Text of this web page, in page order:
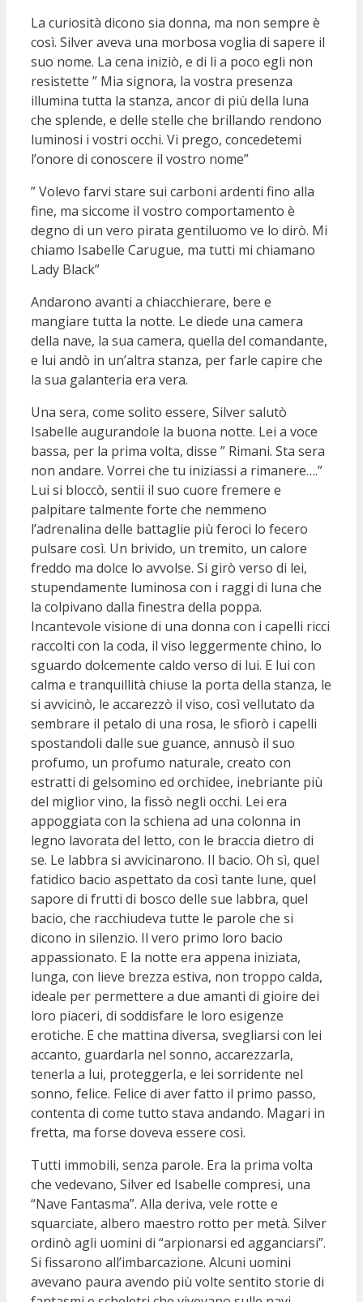
La curiosità dicono sia donna, ma non sempre è
così. Silver aveva una morbosa voglia di sapere il
suo nome. La cena iniziò, e di li a poco egli non
resistette ” Mia signora, la vostra presenza
illumina tutta la stanza, ancor di più della luna
che splende, e delle stelle che brillando rendono
luminosi i vostri occhi. Vi prego, concedetemi
l’onore di conoscere il vostro nome”
” Volevo farvi stare sui carboni ardenti fino alla
fine, ma siccome il vostro comportamento è
degno di un vero pirata gentiluomo ve lo dirò. Mi
chiamo Isabelle Carugue, ma tutti mi chiamano
Lady Black”
Andarono avanti a chiacchierare, bere e
mangiare tutta la notte. Le diede una camera
della nave, la sua camera, quella del comandante,
e lui andò in un’altra stanza, per farle capire che
la sua galanteria era vera.
Una sera, come solito essere, Silver salutò
Isabelle augurandole la buona notte. Lei a voce
bassa, per la prima volta, disse ” Rimani. Sta sera
non andare. Vorrei che tu iniziassi a rimanere….”
Lui si bloccò, sentii il suo cuore fremere e
palpitare talmente forte che nemmeno
l’adrenalina delle battaglie più feroci lo fecero
pulsare così. Un brivido, un tremito, un calore
freddo ma dolce lo avvolse. Si girò verso di lei,
stupendamente luminosa con i raggi di luna che
la colpivano dalla finestra della poppa.
Incantevole visione di una donna con i capelli ricci
raccolti con la coda, il viso leggermente chino, lo
sguardo dolcemente caldo verso di lui. E lui con
calma e tranquillità chiuse la porta della stanza, le
si avvicinò, le accarezzò il viso, così vellutato da
sembrare il petalo di una rosa, le sfiorò i capelli
spostandoli dalle sue guance, annusò il suo
profumo, un profumo naturale, creato con
estratti di gelsomino ed orchidee, inebriante più
del miglior vino, la fissò negli occhi. Lei era
appoggiata con la schiena ad una colonna in
legno lavorata del letto, con le braccia dietro di
se. Le labbra si avvicinarono. Il bacio. Oh sì, quel
fatidico bacio aspettato da così tante lune, quel
sapore di frutti di bosco delle sue labbra, quel
bacio, che racchiudeva tutte le parole che si
dicono in silenzio. Il vero primo loro bacio
appassionato. E la notte era appena iniziata,
lunga, con lieve brezza estiva, non troppo calda,
ideale per permettere a due amanti di gioire dei
loro piaceri, di soddisfare le loro esigenze
erotiche. E che mattina diversa, svegliarsi con lei
accanto, guardarla nel sonno, accarezzarla,
tenerla a lui, proteggerla, e lei sorridente nel
sonno, felice. Felice di aver fatto il primo passo,
contenta di come tutto stava andando. Magari in
fretta, ma forse doveva essere così.
Tutti immobili, senza parole. Era la prima volta
che vedevano, Silver ed Isabelle compresi, una
“Nave Fantasma”. Alla deriva, vele rotte e
squarciate, albero maestro rotto per metà. Silver
ordinò agli uomini di “arpionarsi ed agganciarsi”.
Si fissarono all’imbarcazione. Alcuni uomini
avevano paura avendo più volte sentito storie di